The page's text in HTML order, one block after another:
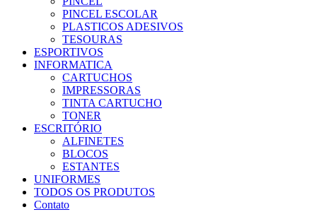
PINCEL ESCOLAR
PLASTICOS ADESIVOS
TESOURAS
ESPORTIVOS
INFORMATICA
CARTUCHOS
IMPRESSORAS
TINTA CARTUCHO
TONER
ESCRITÓRIO
ALFINETES
BLOCOS
ESTANTES
UNIFORMES
TODOS OS PRODUTOS
Contato